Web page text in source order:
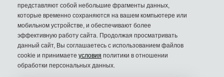
Размеры
FAQ
Новости
Политика Конфиденциальности
представляют собой небольшие фрагменты данных,
которые временно сохраняются на вашем компьютере или
мобильном устройстве, и обеспечивают более
эффективную работу сайта. Продолжая просматривать
данный сайт, Вы соглашаетесь с использованием файлов
cookie и принимаете условия политики в отношении
обработки персональных данных.